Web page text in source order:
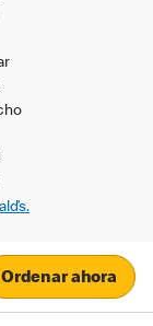
Ordenar ahora